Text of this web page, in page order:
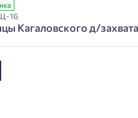
16
Кагаловского д/